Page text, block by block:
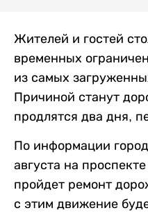
Жителей и гостей
временных
из самых
Причиной станут
продлятся два дня,
По информации
августа на
пройдет ремонт
с этим движение